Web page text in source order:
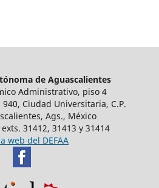
de Aguascalientes
Administrativo, piso 4
Ciudad Universitaria, C.P.
Ags., México
31412, 31413 y 31414
web del DEFAA